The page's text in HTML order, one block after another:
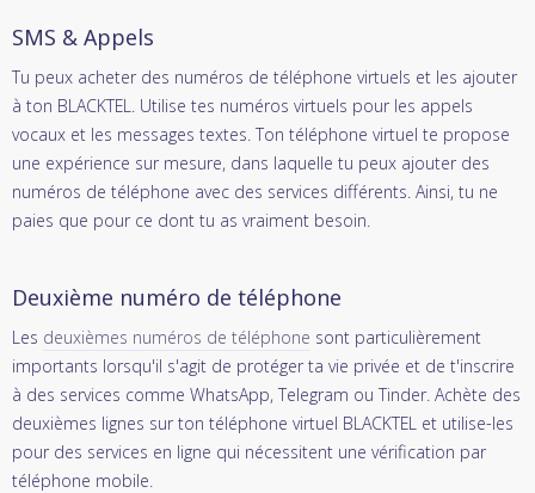
SMS & Appels
Tu peux acheter des numéros de téléphone virtuels et les ajouter
à ton BLACKTEL. Utilise tes numéros virtuels pour les appels
vocaux et les messages textes. Ton téléphone virtuel te propose
une expérience sur mesure, dans laquelle tu peux ajouter des
numéros de téléphone avec des services différents. Ainsi, tu ne
paies que pour ce dont tu as vraiment besoin.
Deuxième numéro de téléphone
Les deuxièmes numéros de téléphone sont particulièrement
importants lorsqu'il s'agit de protéger ta vie privée et de t'inscrire
à des services comme WhatsApp, Telegram ou Tinder. Achète des
deuxièmes lignes sur ton téléphone virtuel BLACKTEL et utilise-les
pour des services en ligne qui nécessitent une vérification par
téléphone mobile.